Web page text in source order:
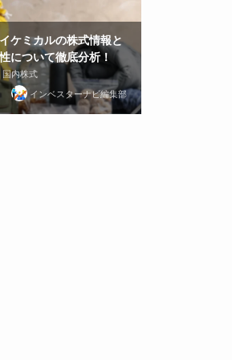
ケミカルの株式情報と
について徹底分析！
国内株式
インベスターナビ編集部